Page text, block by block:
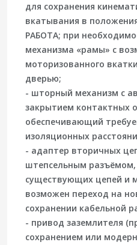
для сохранения
вкатывания в
РАБОТА; при
механизма «рамы» с
моторизованного
дверью;
- шторный механизм с
закрытием контактных
обеспечивающий
изоляционных
- адаптер вторичных
штепсельным разъёмом,
существующих цепей и
возможен переход на
сохранении кабельной
- привод заземлителя
сохранением или